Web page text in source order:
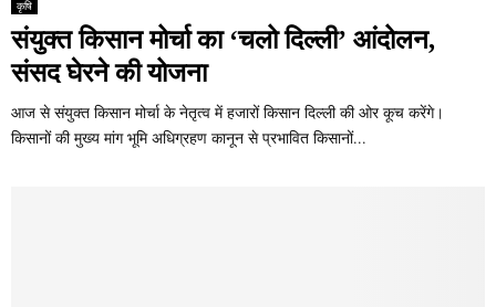
कृषि
संयुक्त किसान मोर्चा का ‘चलो दिल्ली’ आंदोलन,
संसद घेरने की योजना
आज से संयुक्त किसान मोर्चा के नेतृत्व में हजारों किसान दिल्ली की ओर कूच करेंगे।
किसानों की मुख्य मांग भूमि अधिग्रहण कानून से प्रभावित किसानों...